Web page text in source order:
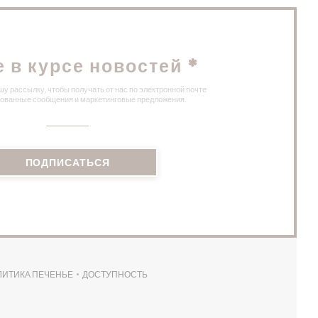
в курсе новостей *
рассылку, чтобы получать от нас по электронной почте
сообщения и маркетинговые предложения.
ПОДПИСАТЬСЯ
ПЕЧЕНЬЕ
((ОТКРЫВАЕТСЯ В НОВОМ ОКНЕ))
ДОСТУПНОСТЬ
((ОТКРЫВАЕТСЯ В НОВОМ ОКНЕ))